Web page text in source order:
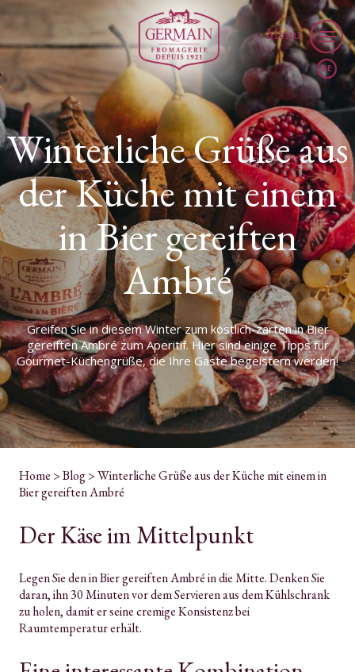
Menü
Winterliche Grüße aus
der Küche mit einem
in Bier gereiften
Ambré
Greifen Sie in diesem Winter zum köstlich-zarten in Bier
gereiften Ambré zum Aperitif. Hier sind einige Tipps für
Gourmet-Küchengrüße, die Ihre Gäste begeistern werden!
Home >Blog>Winterliche Grüße aus der Küche mit einem in
Bier gereiften Ambré
Der Käse im Mittelpunkt
Legen Sie den in Bier gereiften Ambré in die Mitte. Denken Sie
daran, ihn 30 Minuten vor dem Servieren aus dem Kühlschrank
zu holen, damit er seine cremige Konsistenz bei
Raumtemperatur erhält.